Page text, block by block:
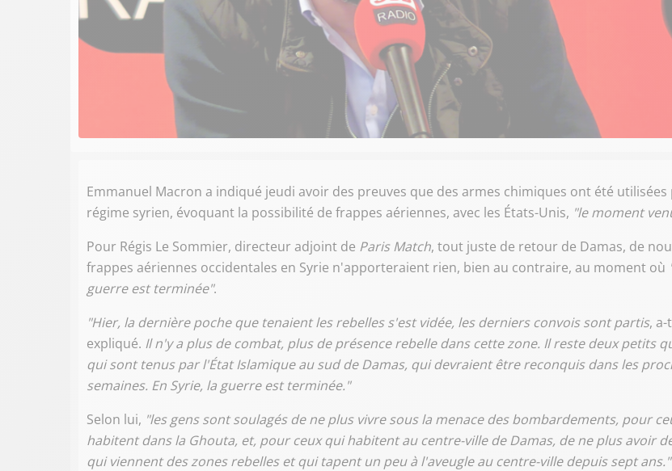
Emmanuel Macron a indiqué jeudi avoir des preuves que des armes chimiques ont été utilisées
régime syrien, évoquant la possibilité de frappes aériennes, avec les États-Unis, "le moment
Pour Régis Le Sommier, directeur adjoint de Paris Match, tout juste de retour de Damas, de
frappes aériennes occidentales en Syrie n'apporteraient rien, bien au contraire, au moment où
guerre est terminée".
"Hier, la dernière poche que tenaient les rebelles s'est vidée, les derniers convois sont partis, a-
expliqué. Il n'y a plus de combat, plus de présence rebelle dans cette zone. Il reste deux petits
qui sont tenus par l'État Islamique au sud de Damas, qui devraient être reconquis dans les
semaines. En Syrie, la guerre est terminée."
Selon lui, "les gens sont soulagés de ne plus vivre sous la menace des bombardements, pour
habitent dans la Ghouta, et, pour ceux qui habitent au centre-ville de Damas, de ne plus avoir
qui viennent des zones rebelles et qui tapent un peu à l'aveugle au centre-ville depuis sept ans."